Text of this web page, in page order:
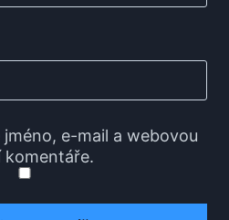
e-mail a webovou
komentáře.